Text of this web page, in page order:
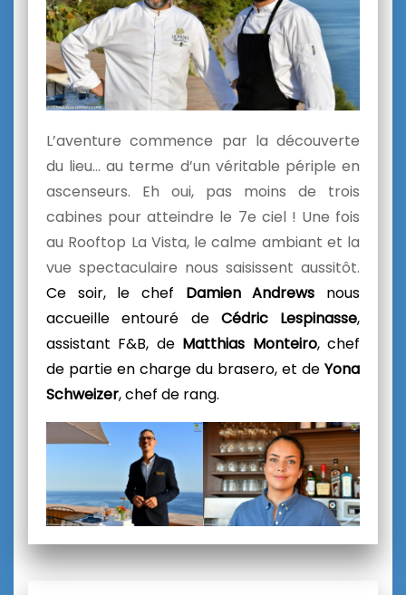
L’aventure commence par la découverte
du lieu… au terme d’un véritable périple en
ascenseurs. Eh oui, pas moins de trois
cabines pour atteindre le 7e ciel ! Une fois
au Rooftop La Vista, le calme ambiant et la
vue spectaculaire nous saisissent aussitôt.
Ce soir, le chef Damien Andrews nous
accueille entouré de Cédric Lespinasse,
assistant F&B, de Matthias Monteiro, chef
de partie en charge du brasero, et de Yona
Schweizer, chef de rang.